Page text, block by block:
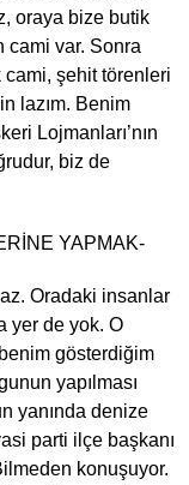
oraya bize butik
cami var. Sonra
cami, şehit törenleri
lazım. Benim
Lojmanları’nın
biz de
YAPMAK-
Oradaki insanlar
yer de yok. O
gösterdiğim
yapılması
yanında denize
parti ilçe başkanı
konuşuyor.